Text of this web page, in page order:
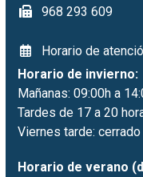
968 293 609
Horario de
Horario de invierno:
Mañanas: 09:00h a
Tardes de 17 a 20
Viernes tarde: cerrado
Horario de verano